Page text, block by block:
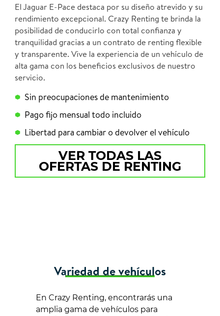
El Jaguar E-Pace destaca por su diseño atrevido y su
rendimiento excepcional. Crazy Renting te brinda la
posibilidad de conducirlo con total confianza y
tranquilidad gracias a un contrato de renting flexible
y transparente. Vive la experiencia de un vehículo de
alta gama con los beneficios exclusivos de nuestro
servicio.
Sin preocupaciones de mantenimiento
Pago fijo mensual todo incluido
Libertad para cambiar o devolver el vehículo
VER TODAS LAS
OFERTAS DE RENTING
Variedad de vehículos
En Crazy Renting, encontrarás una
amplia gama de vehículos para